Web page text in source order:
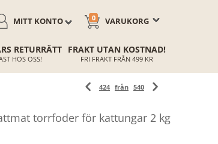
VARUKORG
0
MITT KONTO
RETURRÄTT
HOS OSS!
FRAKT UTAN KOSTNAD!
FRI FRAKT FRÅN 499 KR
424 från 540
torrfoder för kattungar 2 kg